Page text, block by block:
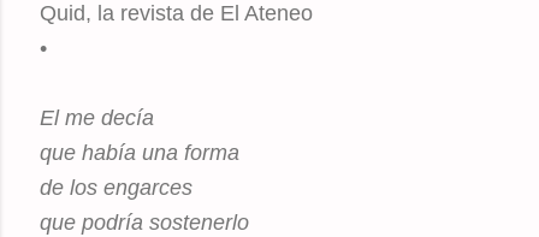
Quid, la revista de El Ateneo
•
El me decía
que había una forma
de los engarces
que podría sostenerlo